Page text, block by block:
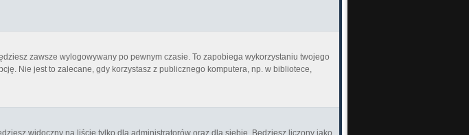
zawsze wylogowywany po pewnym czasie. To zapobiega wykorzystaniu twojego
Nie jest to zalecane, gdy korzystasz z publicznego komputera, np. w bibliotece,
widoczny na liście tylko dla administratorów oraz dla siebie. Będziesz liczony jako